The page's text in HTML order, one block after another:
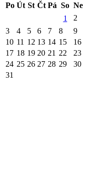
Po Út St Čt Pá So Ne
1
2
3
4 5 6 7 8
9
10 11 12 13 14 15
16
17 18 19 20 21 22
23
24 25 26 27 28 29
30
31